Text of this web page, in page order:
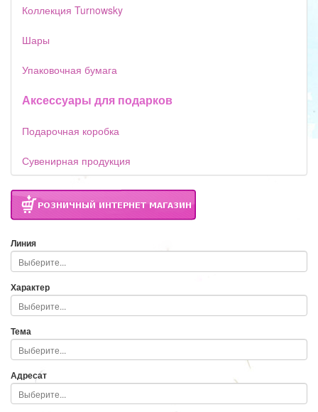
Коллекция Turnowsky
Шары
Упаковочная бумага
Аксессуары для подарков
Подарочная коробка
Сувенирная продукция
Линия
Характер
Тема
Адресат